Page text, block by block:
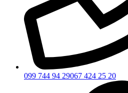
099 744 94 29067 424 25 20